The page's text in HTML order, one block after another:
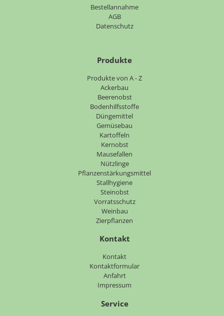
Bestellannahme
AGB
Datenschutz
Produkte
Produkte von A - Z
Ackerbau
Beerenobst
Bodenhilfsstoffe
Düngemittel
Gemüsebau
Kartoffeln
Kernobst
Mausefallen
Nützlinge
Pflanzenstärkungsmittel
Stallhygiene
Steinobst
Vorratsschutz
Weinbau
Zierpflanzen
Kontakt
Kontakt
Kontaktformular
Anfahrt
Impressum
Service